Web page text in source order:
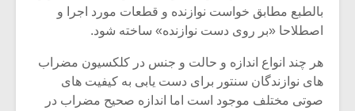
بالطبع مطابق خواست نوازنده و قطعات مورد اجرا و
اصطلاحا «بر روی دست نوازنده» ساخته شود.
هر چند انواع اندازه و حالت و جنس در کلکسیون مضراب
های نوازندگان سنتور برای دست یابی به کیفیت های
صوتی مختلف موجود است اما اندازه صحیح مضراب در